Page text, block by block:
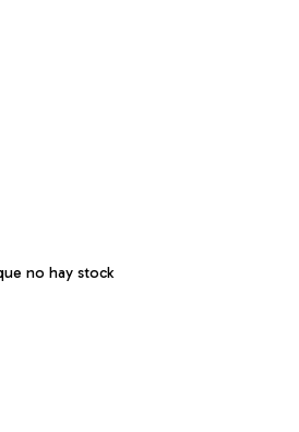
no hay stock